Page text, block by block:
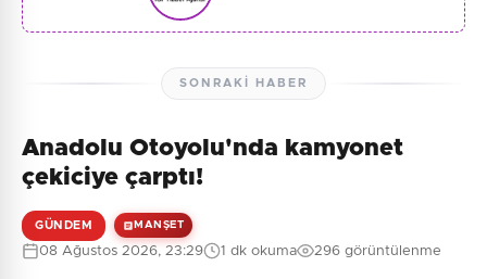
SONRAKI HABER
Anadolu Otoyolu'nda kamyonet
çekiciye çarptı!
GÜNDEM MANŞET
08 Ağustos 2026, 23:29 1 dk okuma 296 görüntülenme